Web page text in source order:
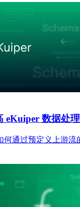
eKuiper 数据处
通过预定义上游流